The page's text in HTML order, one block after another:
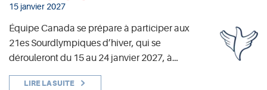
15 janvier 2027
Équipe Canada se prépare à participer aux
21es Sourdlympiques d’hiver, qui se
dérouleront du 15 au 24 janvier 2027, à…
LIRE LA SUITE